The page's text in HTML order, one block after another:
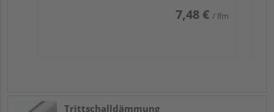
7,48 € / lfm
Trittschalldämmung